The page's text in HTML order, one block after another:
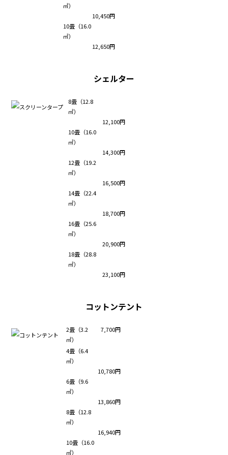
㎡）
10,450円
10畳（16.0
㎡）
12,650円
シェルター
8畳（12.8
㎡）
12,100円
10畳（16.0
㎡）
14,300円
12畳（19.2
㎡）
16,500円
14畳（22.4
㎡）
18,700円
16畳（25.6
㎡）
20,900円
18畳（28.8
㎡）
23,100円
コットンテント
2畳（3.2
㎡）
7,700円
4畳（6.4
㎡）
10,780円
6畳（9.6
㎡）
13,860円
8畳（12.8
㎡）
16,940円
10畳（16.0
㎡）